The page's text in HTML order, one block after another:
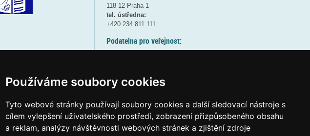
Používáme soubory cookies
Tyto webové stránky používají soubory cookies a další sledovací nástroje s
cílem vylepšení uživatelského prostředí, zobrazení přizpůsobeného obsahu
a reklam, analýzy návštěvnosti webových stránek a zjištění zdroje
118 12 Praha 1
tel. ústředna:
+420 234 811 111
Podatelna pro veřejnost:
(více informací
Elektronická podatelna:
posta@msmtgov cz